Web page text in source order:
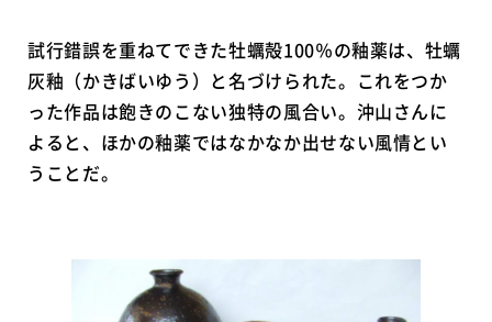
試行錯誤を重ねてできた牡蠣殻100％の釉薬は、牡蠣
灰釉（かきばいゆう）と名づけられた。これをつか
った作品は飽きのこない独特の風合い。沖山さんに
よると、ほかの釉薬ではなかなか出せない風情とい
うことだ。